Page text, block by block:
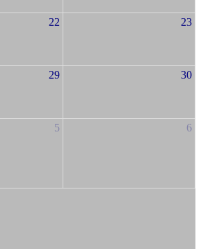
22 23
29 30
5 6